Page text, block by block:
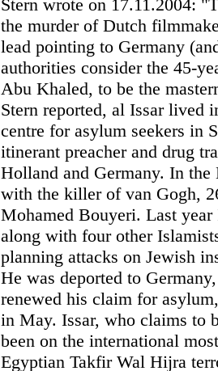
Stern wrote on 17.11.2004:
the murder of Dutch
lead pointing to Germany
authorities consider the 45-
Abu Khaled, to be the
Stern reported, al Issar lived
centre for asylum seekers in
itinerant preacher and drug
Holland and Germany. In
with the killer of van Gogh,
Mohamed Bouyeri. Last
along with four other
planning attacks on Jewish
He was deported to
renewed his claim for
in May. Issar, who claims to
been on the international
Egyptian Takfir Wal Hijra